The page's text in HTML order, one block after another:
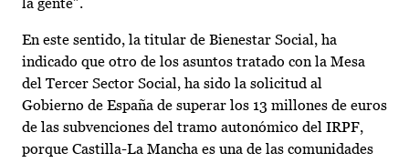
En este sentido, la titular de Bienestar Social, ha
indicado que otro de los asuntos tratado con la Mesa
del Tercer Sector Social, ha sido la solicitud al
Gobierno de España de superar los 13 millones de euros
de las subvenciones del tramo autonómico del IRPF,
porque Castilla-La Mancha es una de las comunidades